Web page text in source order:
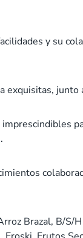
y su
exquisitas,
Brazal, B/S/